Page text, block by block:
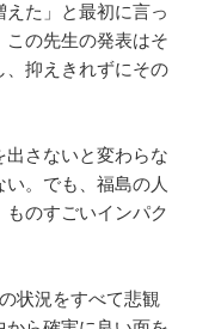
た」と最初に言っ
の先生の発表はそ
抑えきれずにその
さないと変わらな
。でも、福島の人
のすごいインパク
状況をすべて悲観